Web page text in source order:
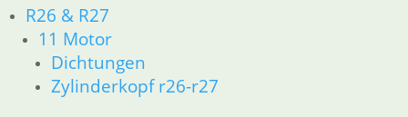
R26 & R27
11 Motor
Dichtungen
Zylinderkopf r26-r27
38,50 €
Artikelnummer: 1244419
inkl. MwSt.
zzgl.Versandkosten